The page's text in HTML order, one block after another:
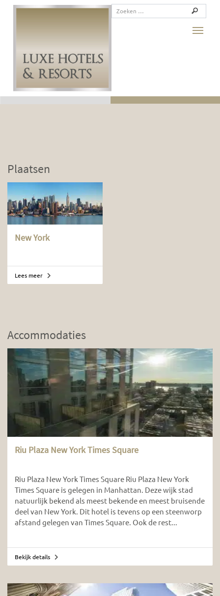
Plaatsen
New York
Lees meer
Accommodaties
Riu Plaza New York Times Square
Riu Plaza New York Times Square Riu Plaza New York
Times Square is gelegen in Manhattan. Deze wijk stad
natuurlijk bekend als meest bekende en meest bruisende
deel van New York. Dit hotel is tevens op een steenworp
afstand gelegen van Times Square. Ook de rest...
Bekijk details